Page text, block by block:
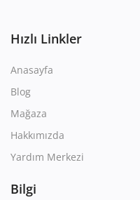
Hızlı Linkler
Anasayfa
Blog
Mağaza
Hakkımızda
Yardım Merkezi
Bilgi